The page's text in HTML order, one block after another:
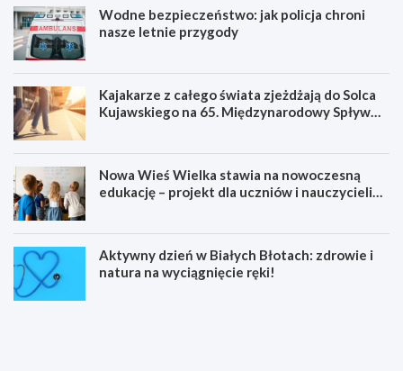
Wodne bezpieczeństwo: jak policja chroni
nasze letnie przygody
Kajakarze z całego świata zjeżdżają do Solca
Kujawskiego na 65. Międzynarodowy Spływ
Nowa Wieś Wielka stawia na nowoczesną
edukację – projekt dla uczniów i nauczycieli
Aktywny dzień w Białych Błotach: zdrowie i
natura na wyciągnięcie ręki!
W
K